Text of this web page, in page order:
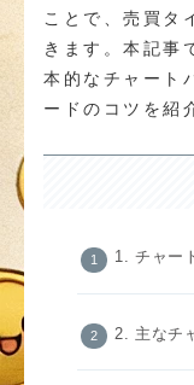
ことで、売買タ
きます。本記事
本的なチャート
ードのコツを紹
1. チャー
2. 主なチ